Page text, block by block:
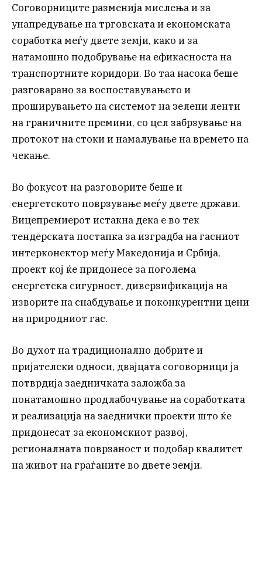
Соговорниците разменија мислења и за
унапредување на трговската и економската
соработка меѓу двете земји, како и за
натамошно подобрување на ефикасноста на
транспортните коридори. Во таа насока беше
разговарано за воспоставувањето и
проширувањето на системот на зелени ленти
на граничните премини, со цел забрзување на
протокот на стоки и намалување на времето на
чекање.
Во фокусот на разговорите беше и
енергетското поврзување меѓу двете држави.
Вицепремиерот истакна дека е во тек
тендерската постапка за изградба на гасниот
интерконектор меѓу Македонија и Србија,
проект кој ќе придонесе за поголема
енергетска сигурност, диверзификација на
изворите на снабдување и поконкурентни цени
на природниот гас.
Во духот на традиционално добрите и
пријателски односи, двајцата соговорници ја
потврдија заедничката заложба за
понатамошно продлабочување на соработката
и реализација на заеднички проекти што ќе
придонесат за економскиот развој,
регионалната поврзаност и подобар квалитет
на живот на граѓаните во двете земји.